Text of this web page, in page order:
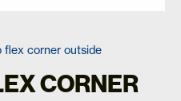
flex corner outside
CORNER